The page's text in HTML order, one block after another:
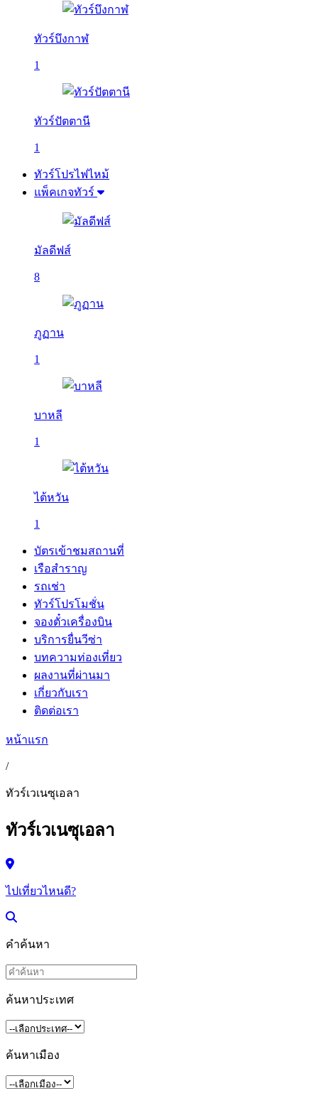
ทัวร์บึงกาฬ
1
ทัวร์ปัตตานี
1
ทัวร์โปรไฟไหม้
แพ็คเกจทัวร์
มัลดีฟส์
8
ภูฏาน
1
บาหลี
1
ไต้หวัน
1
บัตรเข้าชมสถานที่
เรือสำราญ
รถเช่า
ทัวร์โปรโมชั่น
จองตั๋วเครื่องบิน
บริการยื่นวีซ่า
บทความท่องเที่ยว
ผลงานที่ผ่านมา
เกี่ยวกับเรา
ติดต่อเรา
หน้าแรก
/
ทัวร์เวเนซุเอลา
ทัวร์เวเนซุเอลา
ไปเที่ยวไหนดี?
คำค้นหา
ค้นหาประเทศ
ค้นหาเมือง